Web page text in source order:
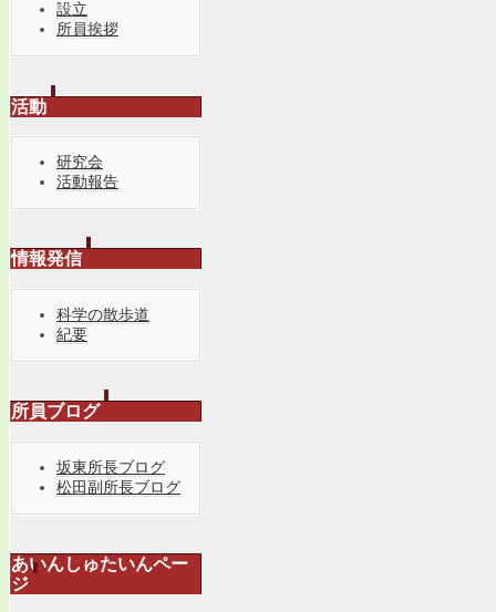
設立
所員挨拶
活動
研究会
活動報告
情報発信
科学の散歩道
紀要
所員ブログ
坂東所長ブログ
松田副所長ブログ
あいんしゅたいんペー
ジ